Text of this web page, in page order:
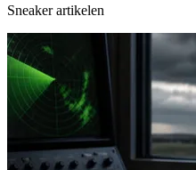
Sneaker artikelen